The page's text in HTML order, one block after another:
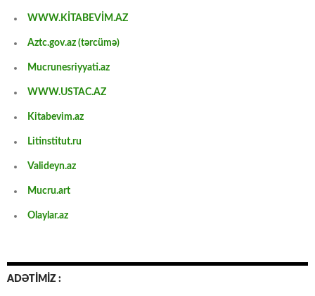
WWW.KİTABEVİM.AZ
Aztc.gov.az (tərcümə)
Mucrunesriyyati.az
WWW.USTAC.AZ
Kitabevim.az
Litinstitut.ru
Valideyn.az
Mucru.art
Olaylar.az
ADƏTİMİZ :